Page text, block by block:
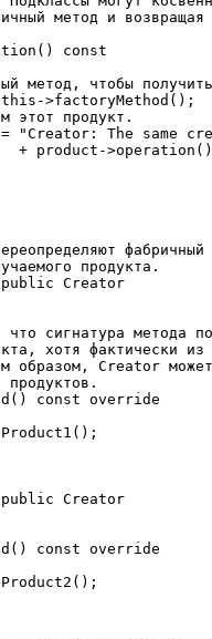
метод и
( )
const
метод, чтобы
this ->factoryMethod ( ) ;
этот продукт.
=
"Creator: The same
+ product ->operation (
продукта.
public
Creator
сигнатура метода
хотя фактически из
образом, Creator может
( ) const
override
( ) ;
public
Creator
( ) const
override
( ) ;